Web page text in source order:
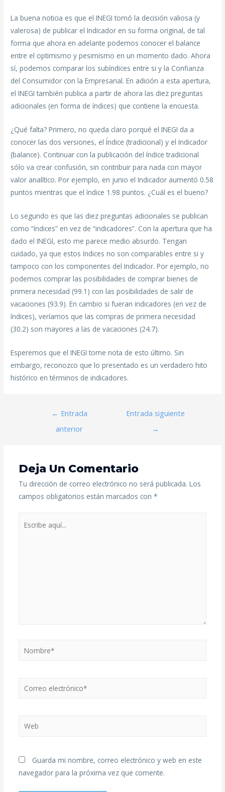
La buena noticia es que el INEGI tomó la decisión valiosa (y
valerosa) de publicar el Indicador en su forma original, de tal
forma que ahora en adelante podemos conocer el balance
entre el optimismo y pesimismo en un momento dado. Ahora
sí, podemos comparar los subíndices entre si y la Confianza
del Consumidor con la Empresarial. En adición a esta apertura,
el INEGI también publica a partir de ahora las diez preguntas
adicionales (en forma de índices) que contiene la encuesta.
¿Qué falta? Primero, no queda claro porqué el INEGI da a
conocer las dos versiones, el Índice (tradicional) y el Indicador
(balance). Continuar con la publicación del índice tradicional
sólo va crear confusión, sin contribuir para nada con mayor
valor analítico. Por ejemplo, en junio el Indicador aumentó 0.58
puntos mientras que el índice 1.98 puntos. ¿Cuál es el bueno?
Lo segundo es que las diez preguntas adicionales se publican
como “índices” en vez de “indicadores”. Con la apertura que ha
dado el INEGI, esto me parece medio absurdo. Tengan
cuidado, ya que estos índices no son comparables entre si y
tampoco con los componentes del Indicador. Por ejemplo, no
podemos comprar las posibilidades de comprar bienes de
primera necesidad (99.1) con las posibilidades de salir de
vacaciones (93.9). En cambio si fueran indicadores (en vez de
índices), veríamos que las compras de primera necesidad
(30.2) son mayores a las de vacaciones (24.7).
Esperemos que el INEGI tome nota de esto último. Sin
embargo, reconozco que lo presentado es un verdadero hito
histórico en términos de indicadores.
← Entrada
anterior
Entrada siguiente
→
Deja Un Comentario
Tu dirección de correo electrónico no será publicada. Los
campos obligatorios están marcados con *
Guarda mi nombre, correo electrónico y web en este
navegador para la próxima vez que comente.